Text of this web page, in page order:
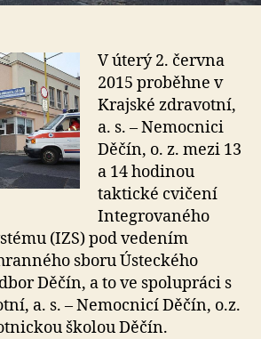
V úterý 2. června
2015 proběhne v
Krajské zdravotní,
a. s. – Nemocnici
Děčín, o. z. mezi 13
a 14 hodinou
taktické cvičení
Integrovaného
(IZS) pod vedením
sboru Ústeckého
Děčín, a to ve spolupráci s
a. s. – Nemocnicí Děčín, o.z.
školou Děčín.